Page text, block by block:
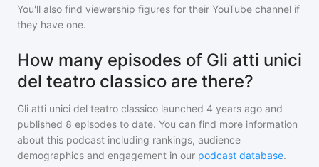
You'll also find viewership figures for their YouTube channel if
they have one.
How many episodes of Gli atti unici
del teatro classico are there?
Gli atti unici del teatro classico launched 4 years ago and
published 8 episodes to date. You can find more information
about this podcast including rankings, audience
demographics and engagement in our podcast database.